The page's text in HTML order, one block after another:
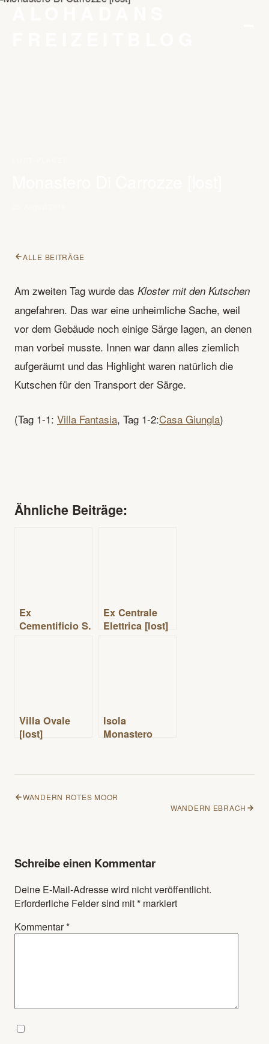
ALOHADANS
ALLE BEITRÄGE
Am zweiten Tag wurde das Kloster mit den Kutschen
angefahren. Das war eine unheimliche Sache, weil
vor dem Gebäude noch einige Särge lagen, an denen
man vorbei musste. Innen war dann alles ziemlich
aufgeräumt und das Highlight waren natürlich die
Kutschen für den Transport der Särge.
(Tag 1-1: Villa Fantasia, Tag 1-2:Casa Giungla)
Ähnliche Beiträge:
Ex
Cementificio S.
Ex Centrale
Elettrica [lost]
Villa Ovale
[lost]
Isola
Monastero
WANDERN ROTES MOOR
WANDERN EBRACH
Schreibe einen Kommentar
Deine E-Mail-Adresse wird nicht veröffentlicht.
Erforderliche Felder sind mit* markiert
Kommentar*